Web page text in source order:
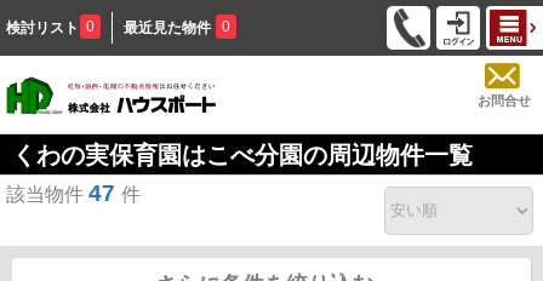
検討リスト 0 最近見た物件 0
お問合せ
くわの実保育園はこべ分園の周辺物件一覧
該当物件 47 件